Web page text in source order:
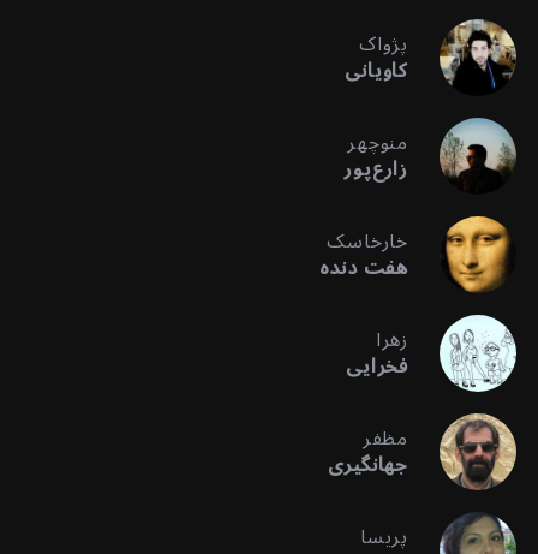
پژواک
کاویانی
منوچهر
زارع‌پور
خارخاسک
هفت دنده
زهرا
فخرایی
مظفر
جهانگیری
پریسا